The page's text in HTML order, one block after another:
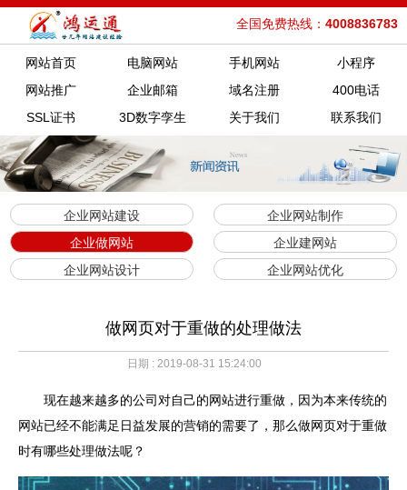
全国免费热线： 4008836783
网站首页 电脑网站 手机网站
小程序
网站推广
企业邮箱 域名注册
400电话
SSL证书
3D数字孪生 关于我们 联系我们
企业网站建设
企业网站制作
企业做网站
企业建网站
企业网站设计
企业网站优化
做网页对于重做的处理做法
日期 : 2019-08-31 15:24:00
现在越来越多的公司对自己的网站进行重做，因为本来传统的
网站已经不能满足日益发展的营销的需要了，那么做网页对于重做
时有哪些处理做法呢？